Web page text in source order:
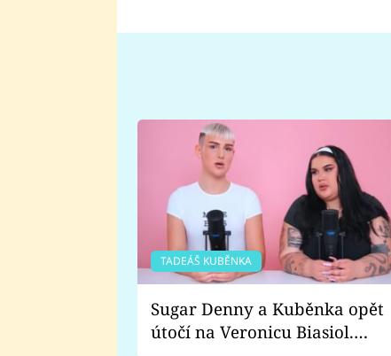
TADEÁŠ KUBĚNKA
Sugar Denny a Kuběnka opět
útočí na Veronicu Biasiol.